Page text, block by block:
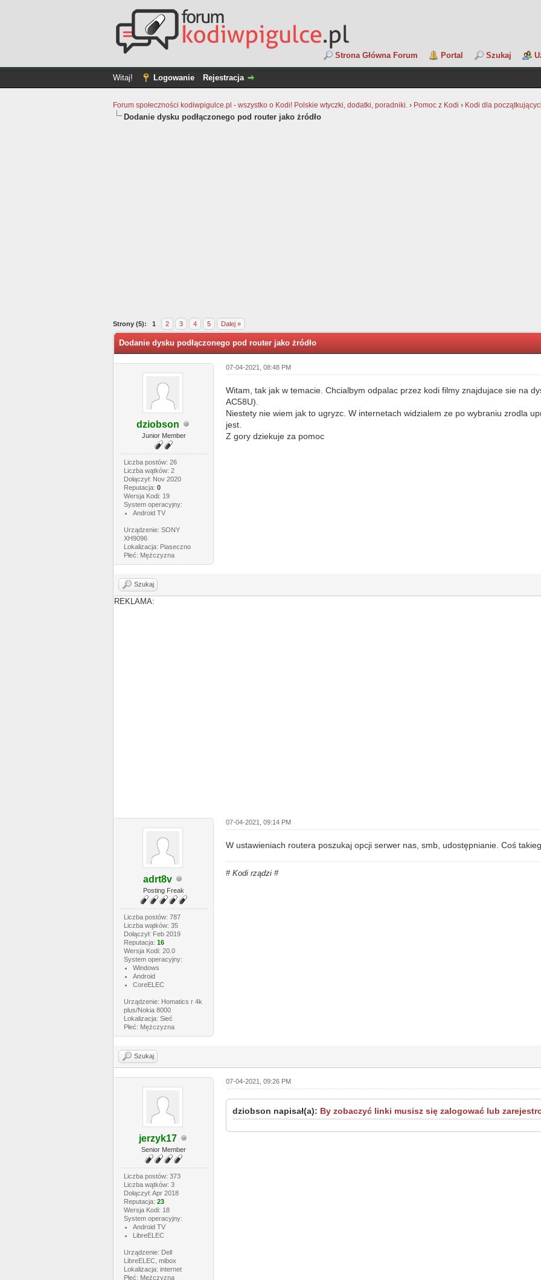
Strona Główna Forum Portal Szukaj
Witaj! Logowanie Rejestracja
Forum społeczności kodiwpigulce.pl - wszystko o Kodi! Polskie wtyczki, dodatki, poradniki. › Pomoc z Kodi › Kodi dla
Dodanie dysku podłączonego pod router jako żródło
Strony (5): 1 2 3 4 5 Dalej »
Dodanie dysku podłączonego pod router jako żródło
dziobson
Junior Member
Liczba postów: 26
Liczba wątków: 2
Dołączył: Nov 2020
Reputacja: 0
Wersja Kodi: 19
System operacyjny:
Android TV
Urządzenie: SONY
XH9096
Lokalizacja: Piaseczno
Płeć: Mężczyzna
07-04-2021, 08:48 PM
Witam, tak jak w temacie. Chcialbym odpalac przez kodi filmy znajdujace sie na
AC58U).
Niestety nie wiem jak to ugryzc. W internetach widzialem ze po wybraniu zrodla
jest.
Z gory dziekuje za pomoc
Szukaj
REKLAMA:
adrt8v
Posting Freak
Liczba postów: 787
Liczba wątków: 35
Dołączył: Feb 2019
Reputacja: 16
Wersja Kodi: 20.0
System operacyjny:
Windows
Android
CoreELEC
Urządzenie: Homatics r 4k
plus/Nokia 8000
Lokalizacja: Sieć
Płeć: Mężczyzna
07-04-2021, 09:14 PM
W ustawieniach routera poszukaj opcji serwer nas, smb, udostępnianie. Coś
# Kodi rządzi #
Szukaj
jerzyk17
Senior Member
Liczba postów: 373
Liczba wątków: 3
Dołączył: Apr 2018
Reputacja: 23
Wersja Kodi: 18
System operacyjny:
Android TV
LibreELEC
Urządzenie: Dell
LibreELEC, mibox
Lokalizacja: internet
Płeć: Mężczyzna
07-04-2021, 09:26 PM
dziobson napisał(a): By zobaczyć linki musisz się zalogować lub